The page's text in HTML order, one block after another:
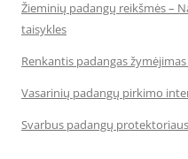
Žieminių padangų reikšmės –
taisykles
Renkantis padangas
Vasarinių padangų pirkimo
Svarbus padangų